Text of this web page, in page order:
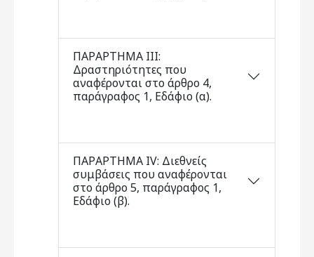
ΠΑΡΑΡΤΗΜΑ III:
Δραστηριότητες που
αναφέρονται στο άρθρο 4,
παράγραφος 1, Εδάφιο (α).
ΠΑΡΑΡΤΗΜΑ IV: Διεθνείς
συμβάσεις που αναφέρονται
στο άρθρο 5, παράγραφος 1,
Εδάφιο (β).